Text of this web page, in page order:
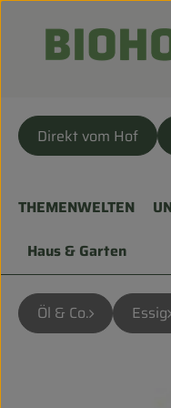
Direkt vom Hof
THEMENWELTEN
Haus & Garten
Öl & Co. Essig